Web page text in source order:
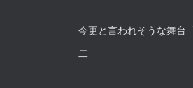
今更と言われそうな舞台
二